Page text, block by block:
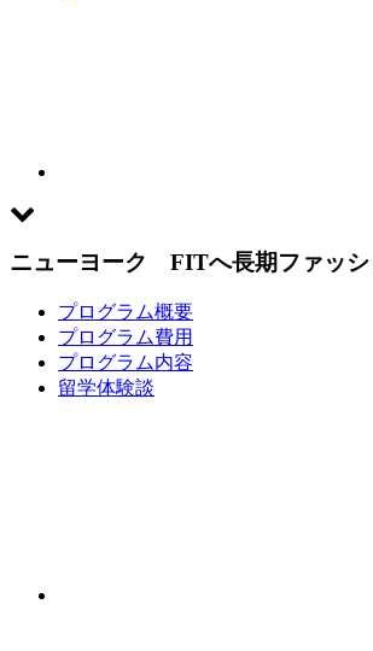
ニューヨーク FITへ長期ファッシ
プログラム概要
プログラム費用
プログラム内容
留学体験談